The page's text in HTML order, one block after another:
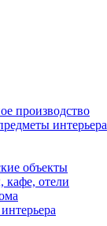
производство
интерьера
объекты
кафе, отели